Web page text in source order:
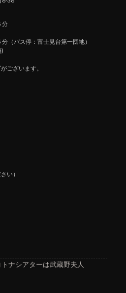
分
（バス停：富士見台第一団地）
)
ございます。
い）
ナシアターは武蔵野夫人